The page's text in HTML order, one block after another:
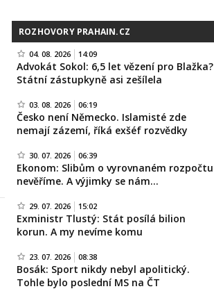
ROZHOVORY PRAHAIN.CZ
04. 08. 2026 14:09
Advokát Sokol: 6,5 let vězení pro Blažka?
Státní zástupkyně asi zešílela
03. 08. 2026 06:19
Česko není Německo. Islamisté zde
nemají zázemí, říká exšéf rozvědky
30. 07. 2026 06:39
Ekonom: Slibům o vyrovnaném rozpočtu
nevěříme. A výjimky se nám…
29. 07. 2026 15:02
Exministr Tlustý: Stát posílá bilion
korun. A my nevíme komu
23. 07. 2026 08:38
Bosák: Sport nikdy nebyl apolitický.
Tohle bylo poslední MS na ČT